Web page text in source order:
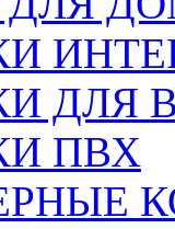
ДЛЯ
ПВХ